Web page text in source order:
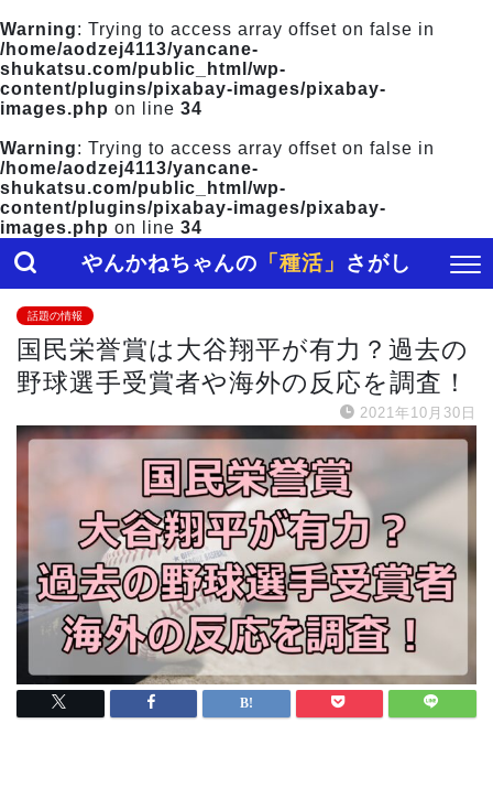
Warning: Trying to access array offset on false in
/home/aodzej4113/yancane-
shukatsu.com/public_html/wp-
content/plugins/pixabay-images/pixabay-
images.php on line 34
Warning: Trying to access array offset on false in
/home/aodzej4113/yancane-
shukatsu.com/public_html/wp-
content/plugins/pixabay-images/pixabay-
images.php on line 34
やんかねちゃんの 「種活」 さがし
話題の情報
国民栄誉賞は大谷翔平が有力？過去の
野球選手受賞者や海外の反応を調査！
2021年10月30日